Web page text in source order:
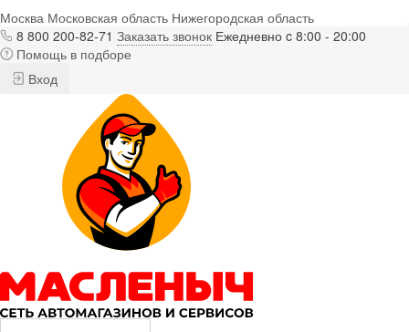
Москва Московская область Нижегородская область
8 800 200-82-71 Заказать звонок Ежедневно c 8:00 - 20:00
Помощь в подборе
Вход